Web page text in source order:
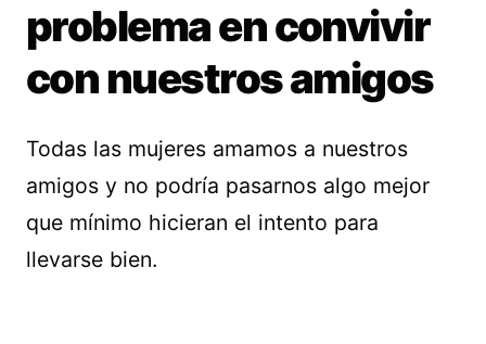
problema en convivir
con nuestros amigos
Todas las mujeres amamos a nuestros
amigos y no podría pasarnos algo mejor
que mínimo hicieran el intento para
llevarse bien.